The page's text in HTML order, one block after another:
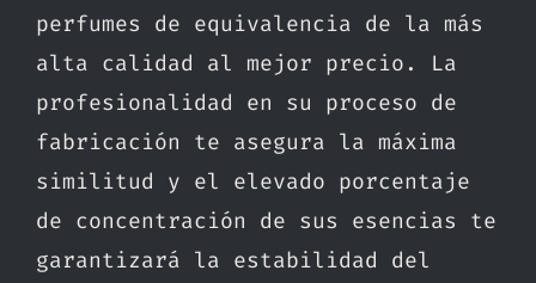
perfumes de equivalencia de la más
alta calidad al mejor precio. La
profesionalidad en su proceso de
fabricación te asegura la máxima
similitud y el elevado porcentaje
de concentración de sus esencias te
garantizará la estabilidad del